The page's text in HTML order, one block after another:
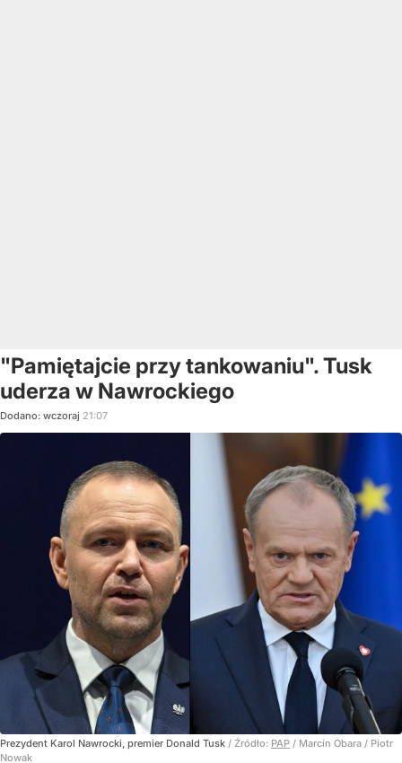
"Pamiętajcie przy tankowaniu". Tusk
uderza w Nawrockiego
Dodano: wczoraj 21:07
Prezydent Karol Nawrocki, premier Donald Tusk / Źródło: PAP / Marcin Obara / Piotr
Nowak